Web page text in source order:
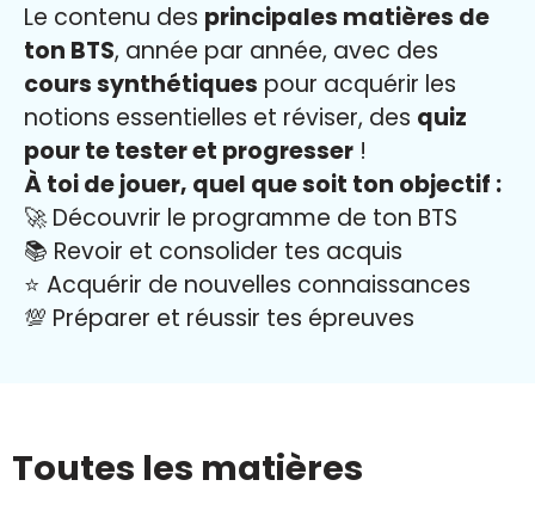
Le contenu des principales matières de
ton BTS, année par année, avec des
cours synthétiques pour acquérir les
notions essentielles et réviser, des quiz
pour te tester et progresser !
À toi de jouer, quel que soit ton objectif :
🚀 Découvrir le programme de ton BTS
📚 Revoir et consolider tes acquis
⭐️ Acquérir de nouvelles connaissances
💯 Préparer et réussir tes épreuves
Toutes les matières